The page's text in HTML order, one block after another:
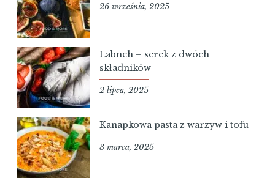
26 września, 2025
Labneh – serek z dwóch
składników
2 lipca, 2025
Kanapkowa pasta z warzyw i tofu
3 marca, 2025